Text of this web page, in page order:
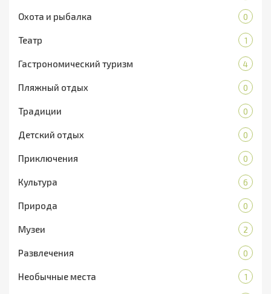
Охота и рыбалка 0
Театр 1
Гастрономический туризм 4
Пляжный отдых 0
Традиции 0
Детский отдых 0
Приключения 0
Культура 6
Природа 0
Музеи 2
Развлечения 0
Необычные места 1